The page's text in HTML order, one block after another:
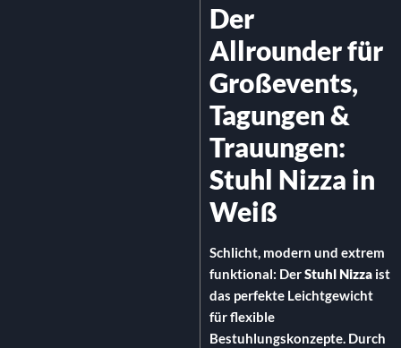
Der
Allrounder für
Großevents,
Tagungen &
Trauungen:
Stuhl Nizza in
Weiß
Schlicht, modern und extrem
funktional: DerStuhl Nizza ist
das perfekte Leichtgewicht
für flexible
Bestuhlungskonzepte. Durch